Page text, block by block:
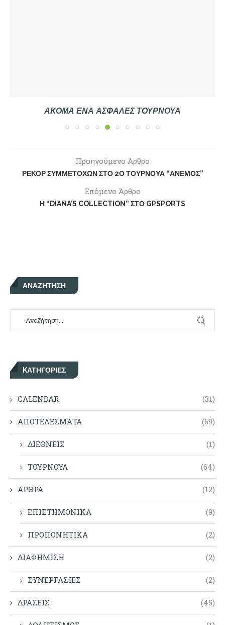
ΑΚΌΜΑ ΈΝΑ ΑΣΦΑΛΈΣ ΤΟΥΡΝΟΥΆ
Προηγούμενο Άρθρο
ΡΕΚΌΡ ΣΥΜΜΕΤΟΧΏΝ ΣΤΟ 2Ο ΤΟΥΡΝΟΥΆ “ΑΝΕΜΟΣ”
Επόμενο Άρθρο
Η “DIANA’S COLLECTION” ΣΤΟ GPSPORTS
ΑΝΑΖΉΤΗΣΗ
KΑΤΗΓΟΡΊΕΣ
CALENDAR (31)
ΑΠΟΤΕΛΕΣΜΑΤΑ (69)
ΔΙΕΘΝΕΙΣ (1)
ΤΟΥΡΝΟΥΑ (64)
ΑΡΘΡΑ (12)
ΕΠΙΣΤΗΜΟΝΙΚΑ (9)
ΠΡΟΠΟΝΗΤΙΚΑ (2)
ΔΙΑΦΗΜΙΣΗ (2)
ΣΥΝΕΡΓΑΣΙΕΣ (2)
ΔΡΑΣΕΙΣ (45)